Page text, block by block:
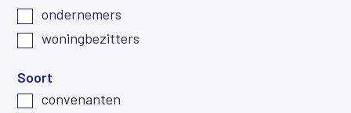
ondernemers
woningbezitters
Soort
convenanten